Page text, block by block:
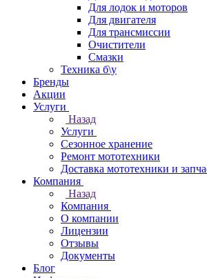
Для лодок и моторов
Для двигателя
Для трансмиссии
Очистители
Смазки
Техника б\у
Бренды
Акции
Услуги
Назад
Услуги
Сезонное хранение
Ремонт мототехники
Доставка мототехники и
Компания
Назад
Компания
О компании
Лицензии
Отзывы
Документы
Блог